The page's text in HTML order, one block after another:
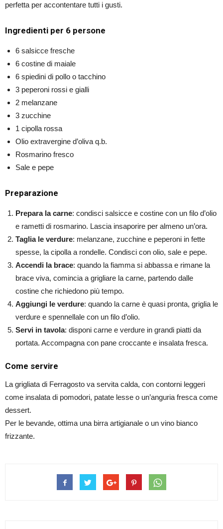
perfetta per accontentare tutti i gusti.
Ingredienti per 6 persone
6 salsicce fresche
6 costine di maiale
6 spiedini di pollo o tacchino
3 peperoni rossi e gialli
2 melanzane
3 zucchine
1 cipolla rossa
Olio extravergine d’oliva q.b.
Rosmarino fresco
Sale e pepe
Preparazione
Prepara la carne: condisci salsicce e costine con un filo d’olio
e rametti di rosmarino. Lascia insaporire per almeno un’ora.
Taglia le verdure: melanzane, zucchine e peperoni in fette
spesse, la cipolla a rondelle. Condisci con olio, sale e pepe.
Accendi la brace: quando la fiamma si abbassa e rimane la
brace viva, comincia a grigliare la carne, partendo dalle
costine che richiedono più tempo.
Aggiungi le verdure: quando la carne è quasi pronta, griglia le
verdure e spennellale con un filo d’olio.
Servi in tavola: disponi carne e verdure in grandi piatti da
portata. Accompagna con pane croccante e insalata fresca.
Come servire
La grigliata di Ferragosto va servita calda, con contorni leggeri
come insalata di pomodori, patate lesse o un’anguria fresca come
dessert.
Per le bevande, ottima una birra artigianale o un vino bianco
frizzante.